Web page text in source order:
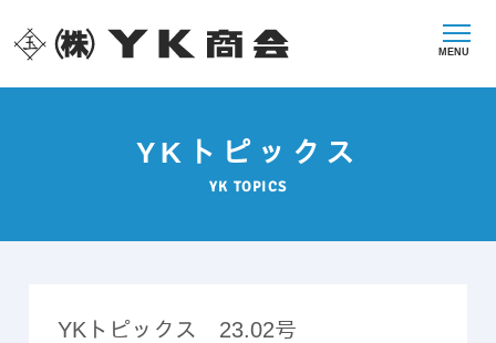
MENU
YKトピックス
YK TOPICS
YKトピックス 23.02号